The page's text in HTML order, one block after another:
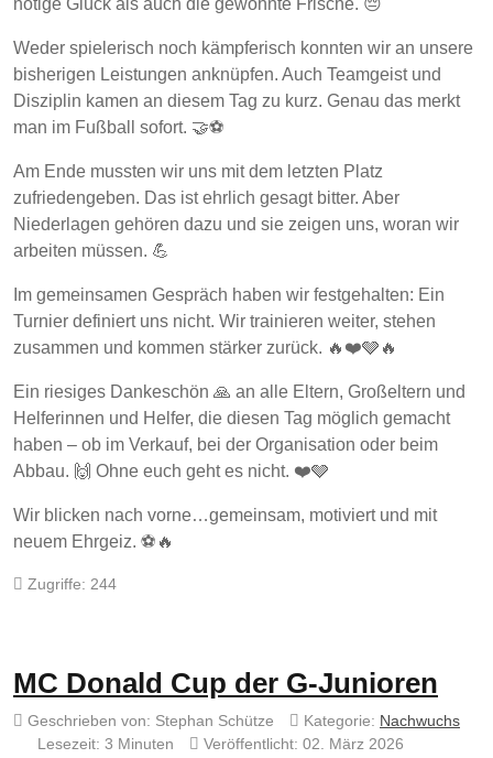
nötige Glück als auch die gewohnte Frische. 😔
Weder spielerisch noch kämpferisch konnten wir an unsere
bisherigen Leistungen anknüpfen. Auch Teamgeist und
Disziplin kamen an diesem Tag zu kurz. Genau das merkt
man im Fußball sofort. 🤝⚽
Am Ende mussten wir uns mit dem letzten Platz
zufriedengeben. Das ist ehrlich gesagt bitter. Aber
Niederlagen gehören dazu und sie zeigen uns, woran wir
arbeiten müssen. 💪
Im gemeinsamen Gespräch haben wir festgehalten: Ein
Turnier definiert uns nicht. Wir trainieren weiter, stehen
zusammen und kommen stärker zurück. 🔥❤️🩶🔥
Ein riesiges Dankeschön 🙏 an alle Eltern, Großeltern und
Helferinnen und Helfer, die diesen Tag möglich gemacht
haben – ob im Verkauf, bei der Organisation oder beim
Abbau. 🙌 Ohne euch geht es nicht. ❤️🩶
Wir blicken nach vorne…gemeinsam, motiviert und mit
neuem Ehrgeiz. ⚽🔥
Zugriffe: 244
MC Donald Cup der G-Junioren
Geschrieben von: Stephan Schütze Kategorie: Nachwuchs
Lesezeit: 3 Minuten
Veröffentlicht: 02. März 2026